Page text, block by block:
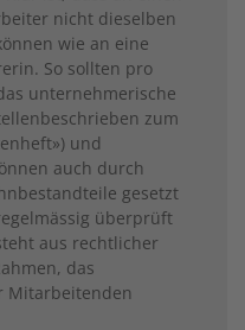
nicht dieselben
wie an eine
So sollten pro
unternehmerische
zum
und
auch durch
gesetzt
überprüft
aus rechtlicher
das
Mitarbeitenden